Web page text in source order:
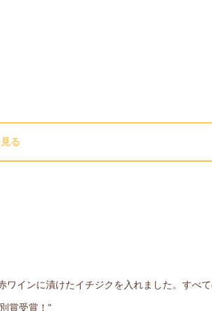
る
インに漬けたイチジクを入れました。すべ
賞受賞！"